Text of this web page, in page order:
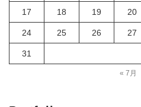
17 18 19 20
24 25 26 27
31
« 7月